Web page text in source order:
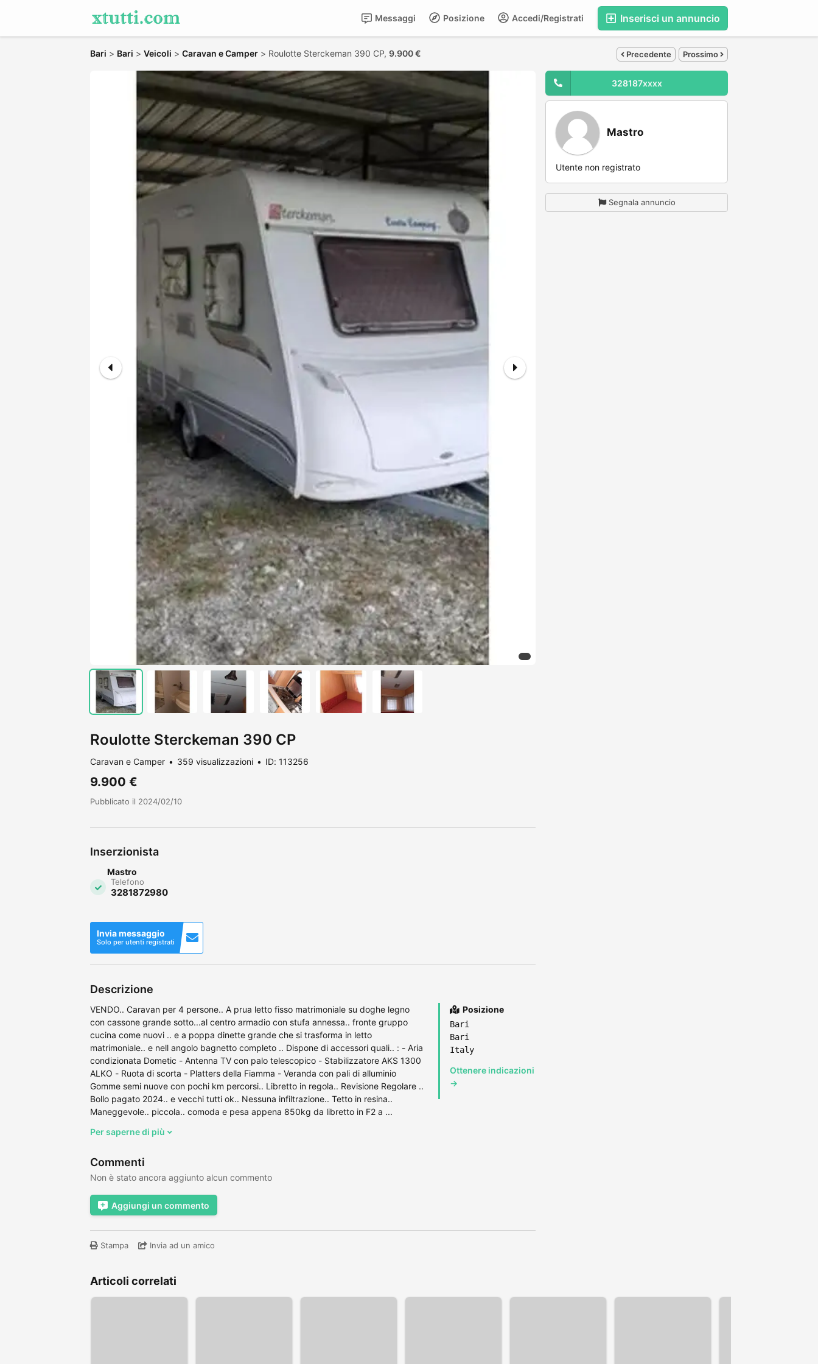
Inserisci un annuncio
Accedi/Registrati
Posizione
Messaggi
Bari > Bari > Veicoli > Caravan e Camper > Roulotte Sterckeman 390 CP, 9.900 € Precedente Prossimo
Roulotte Sterckeman 390 CP
Caravan e Camper 359 visualizzazioni ID: 113256
9.900 €
Pubblicato il 2024/02/10
Inserzionista
Mastro
Telefono
3281872980
Invia messaggio
Solo per utenti registrati
Descrizione
VENDO.. Caravan per 4 persone.. A prua letto fisso matrimoniale su doghe legno
con cassone grande sotto...al centro armadio con stufa annessa.. fronte gruppo
cucina come nuovi .. e a poppa dinette grande che si trasforma in letto
matrimoniale.. e nell angolo bagnetto completo .. Dispone di accessori quali.. : - Aria
condizionata Dometic - Antenna TV con palo telescopico - Stabilizzatore AKS 1300
ALKO - Ruota di scorta - Platters della Fiamma - Veranda con pali di alluminio
Gomme semi nuove con pochi km percorsi.. Libretto in regola.. Revisione Regolare ..
Bollo pagato 2024.. e vecchi tutti ok.. Nessuna infiltrazione.. Tetto in resina..
Maneggevole.. piccola.. comoda e pesa appena 850kg da libretto in F2 a ...
Per saperne di più
Posizione
Bari
Bari
Italy
Ottenere indicazioni
→
Commenti
Non è stato ancora aggiunto alcun commento
Aggiungi un commento
Stampa Invia ad un amico
328187xxxx
Mastro
Utente non registrato
Segnala annuncio
Articoli correlati